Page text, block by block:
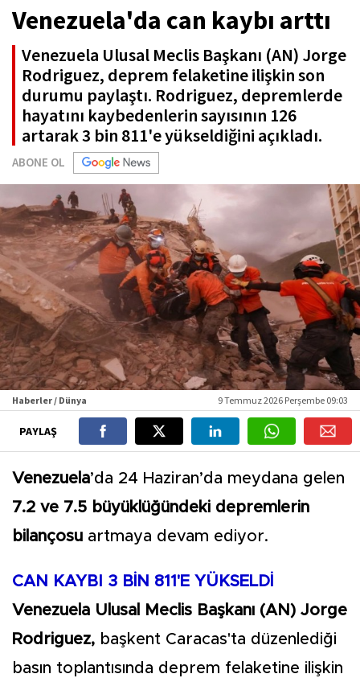
Venezuela'da can kaybı arttı
Venezuela Ulusal Meclis Başkanı (AN) Jorge
Rodriguez, deprem felaketine ilişkin son
durumu paylaştı. Rodriguez, depremlerde
hayatını kaybedenlerin sayısının 126
artarak 3 bin 811'e yükseldiğini açıkladı.
ABONE OL
Haberler / Dünya 9 Temmuz 2026 Perşembe 09:03
PAYLAŞ
Venezuela’da 24 Haziran’da meydana gelen
7.2 ve 7.5 büyüklüğündeki depremlerin
bilançosu artmaya devam ediyor.
CAN KAYBI 3 BİN 811'E YÜKSELDİ
Venezuela Ulusal Meclis Başkanı (AN) Jorge
Rodriguez, başkent Caracas'ta düzenlediği
basın toplantısında deprem felaketine ilişkin